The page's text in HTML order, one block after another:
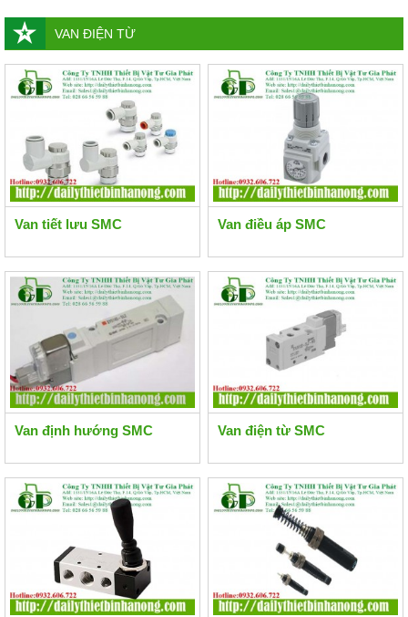
VAN ĐIỆN TỪ
Van tiết lưu SMC Van điều áp SMC
Van định hướng SMC Van điện từ SMC